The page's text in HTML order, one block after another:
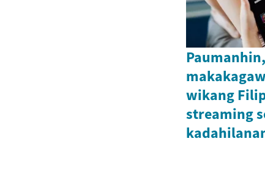
wikang
streaming